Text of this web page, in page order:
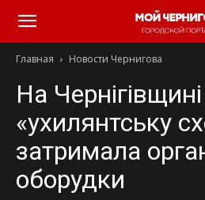
Главная Новости Чернигова
На
«ухилянтську
затримала
оборудки